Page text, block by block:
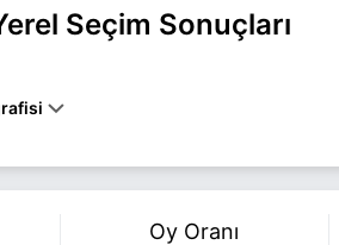
Seçim Sonuçları
daha fazla bilgi içinİbrahim Ethem
Oy Oranı